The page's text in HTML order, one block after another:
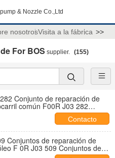
& Nozzle Co.,Ltd
nosotrosVisita a la fábrica >>
For BOS supplier. (155)
Conjunto de reparación de
común F00R J03 282
de motores diesel F00R J03
Contacto
Conjuntos de reparación de
F 0R J03 509 Conjuntos de
de combustible F00R J03